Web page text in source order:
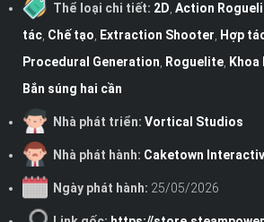
Thể loại chi tiết: 2D, Action
tác, Chế tạo, Extraction Shooter, Hợp
Procedural Generation, Roguelite,
Bắn súng hai cần
Nhà phát triển: Vortical Studios
Nhà phát hành: Caketown
Ngày phát hành: 25/05/2026